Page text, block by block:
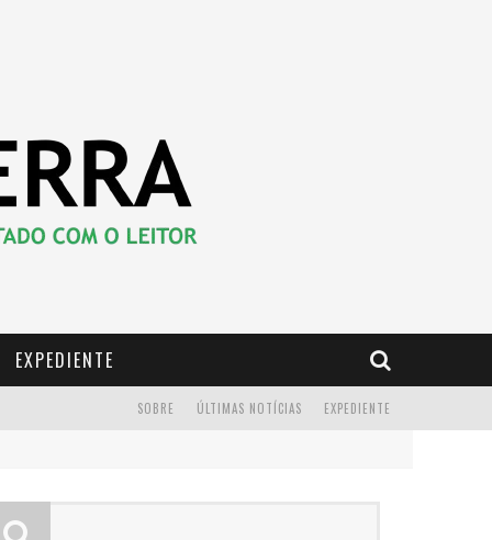
EXPEDIENTE
EXPEDIENTE
ÚLTIMAS NOTÍCIAS
SOBRE